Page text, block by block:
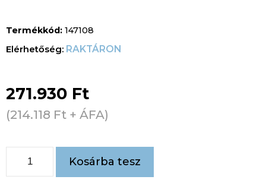
Termékkód: 147108
RAKTÁRON
271.930 Ft
(214.118 Ft + ÁFA)
Kosárba tesz